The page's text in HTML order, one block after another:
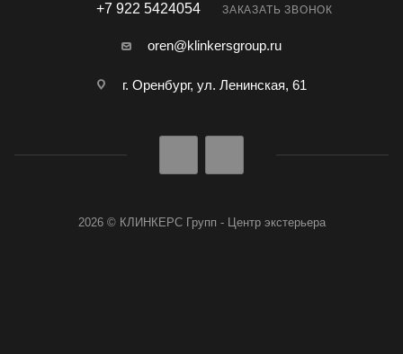
+7 922 5424054 ЗАКАЗАТЬ ЗВОНОК
oren@klinkersgroup.ru
г. Оренбург, ул. Ленинская, 61
2026 © КЛИНКЕРС Групп - Центр экстерьера